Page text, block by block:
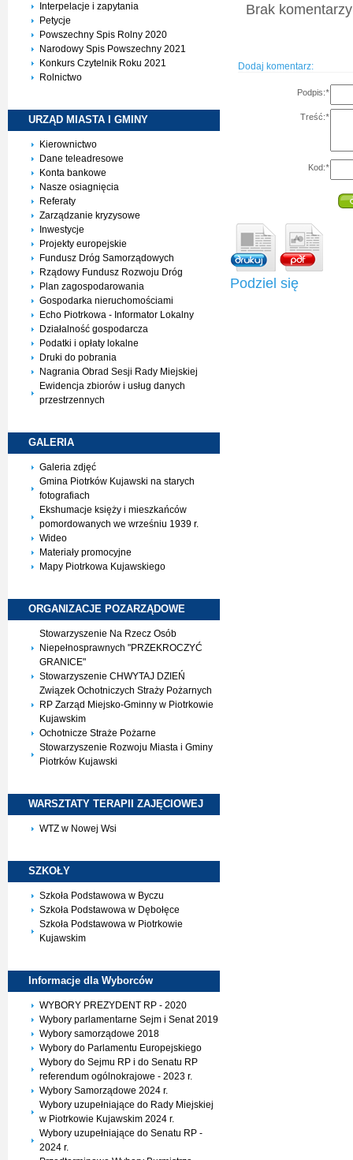
Interpelacje i zapytania
Petycje
Powszechny Spis Rolny 2020
Narodowy Spis Powszechny 2021
Konkurs Czytelnik Roku 2021
Rolnictwo
URZĄD MIASTA I GMINY
Kierownictwo
Dane teleadresowe
Konta bankowe
Nasze osiagnięcia
Referaty
Zarządzanie kryzysowe
Inwestycje
Projekty europejskie
Fundusz Dróg Samorządowych
Rządowy Fundusz Rozwoju Dróg
Plan zagospodarowania
Gospodarka nieruchomościami
Echo Piotrkowa - Informator Lokalny
Działalność gospodarcza
Podatki i opłaty lokalne
Druki do pobrania
Nagrania Obrad Sesji Rady Miejskiej
Ewidencja zbiorów i usług danych
przestrzennych
GALERIA
Galeria zdjęć
Gmina Piotrków Kujawski na starych
fotografiach
Ekshumacje księży i mieszkańców
pomordowanych we wrześniu 1939 r.
Wideo
Materiały promocyjne
Mapy Piotrkowa Kujawskiego
ORGANIZACJE POZARZĄDOWE
Stowarzyszenie Na Rzecz Osób
Niepełnosprawnych "PRZEKROCZYĆ
GRANICE"
Stowarzyszenie CHWYTAJ DZIEŃ
Związek Ochotniczych Straży Pożarnych
RP Zarząd Miejsko-Gminny w Piotrkowie
Kujawskim
Ochotnicze Straże Pożarne
Stowarzyszenie Rozwoju Miasta i Gminy
Piotrków Kujawski
WARSZTATY TERAPII ZAJĘCIOWEJ
WTZ w Nowej Wsi
SZKOŁY
Szkoła Podstawowa w Byczu
Szkoła Podstawowa w Dębołęce
Szkoła Podstawowa w Piotrkowie
Kujawskim
Informacje dla Wyborców
WYBORY PREZYDENT RP - 2020
Wybory parlamentarne Sejm i Senat 2019
Wybory samorządowe 2018
Wybory do Parlamentu Europejskiego
Wybory do Sejmu RP i do Senatu RP
referendum ogólnokrajowe - 2023 r.
Wybory Samorządowe 2024 r.
Wybory uzupełniające do Rady Miejskiej
w Piotrkowie Kujawskim 2024 r.
Wybory uzupełniające do Senatu RP -
2024 r.
Brak
Dodaj komentarz:
Podpis:*
Treść:*
Kod:*
Podziel się